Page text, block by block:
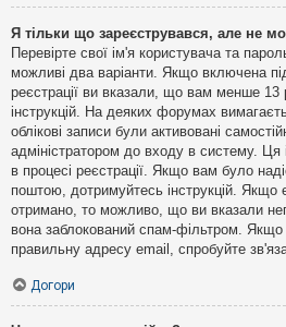
Я тільки що зареєструвався, але не
Перевірте свої ім'я користувача та
можливі два варіанти. Якщо включена
реєстрації ви вказали, що вам менше 13
інструкцій. На деяких форумах
облікові записи були активовані
адміністратором до входу в систему. Ця
в процесі реєстрації. Якщо вам було
поштою, дотримуйтесь інструкцій. Якщо
отримано, то можливо, що ви вказали
вона заблокований спам-фільтром.
правильну адресу email, спробуйте
Догори